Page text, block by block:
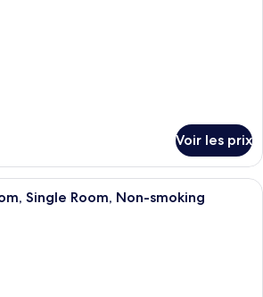
Voir les prix
Une bouilloire électrique de couleur
Single Room, Non-smoking